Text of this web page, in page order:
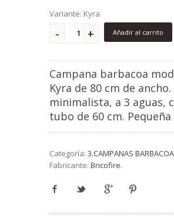
Variante: Kyra
Añadir al carrito
Campana barbacoa
Kyra de 80 cm de
minimalista, a 3 aguas,
tubo de 60 cm. Pequeña
Categoría: 3.CAMPANAS BARBACOA
Fabricante: Bricofire.